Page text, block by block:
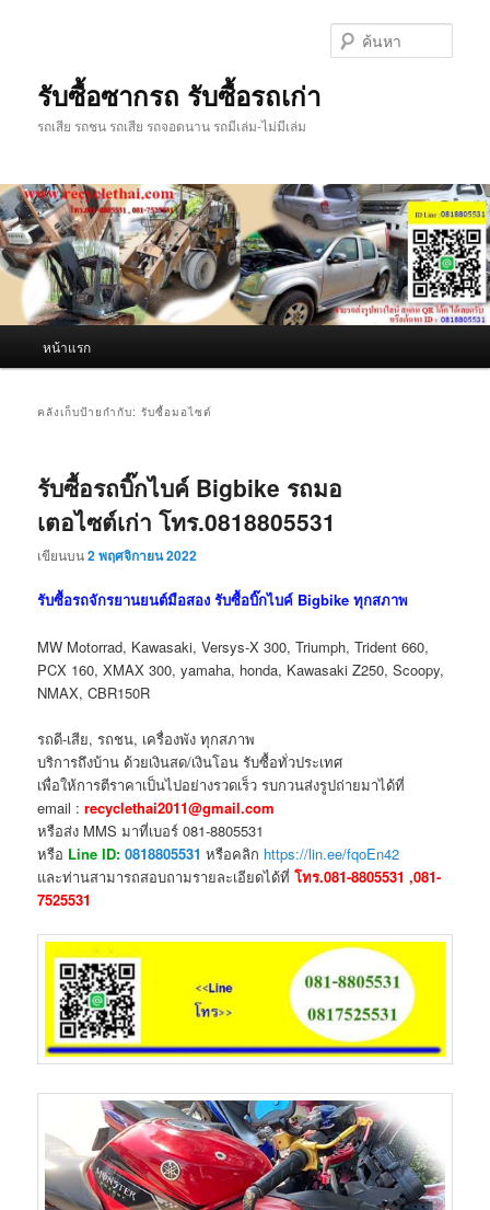
รับซื้อซากรถ รับซื้อรถเก่า
รถเสีย รถชน รถเสีย รถจอดนาน รถมีเล่ม-ไม่มีเล่ม
หน้าแรก
คลังเก็บป้ายกำกับ:รับซื้อมอไซต์
รับซื้อรถบิ๊กไบค์ Bigbike รถมอ
เตอไซต์เก่า โทร.0818805531
เขียนบน2 พฤศจิกายน 2022
รับซื้อรถจักรยานยนต์มือสอง รับซื้อบิ๊กไบค์ Bigbike ทุกสภาพ
MW Motorrad, Kawasaki, Versys-X 300, Triumph, Trident 660,
PCX 160, XMAX 300, yamaha, honda, Kawasaki Z250, Scoopy,
NMAX, CBR150R
รถดี-เสีย, รถชน, เครื่องพัง ทุกสภาพ
บริการถึงบ้าน ด้วยเงินสด/เงินโอน รับซื้อทั่วประเทศ
เพื่อให้การตีราคาเป็นไปอย่างรวดเร็ว รบกวนส่งรูปถ่ายมาได้ที่
email : recyclethai2011@gmail.com
หรือส่ง MMS มาที่เบอร์ 081-8805531
หรือ Line ID:0818805531 หรือคลิก https://lin.ee/fqoEn42
และท่านสามารถสอบถามรายละเอียดได้ที่โทร.081-8805531 ,081-
7525531